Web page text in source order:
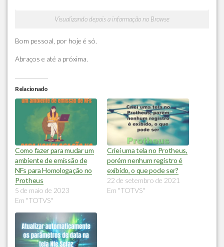
Visualizando depois a informação no Browse
Bom pessoal, por hoje é só.
Abraços e até a próxima.
Relacionado
Como fazer para mudar um
ambiente de emissão de
NFs para Homologação no
Protheus
5 de maio de 2023
Em "TOTVS"
Criei uma tela no Protheus,
porém nenhum registro é
exibido, o que pode ser?
22 de setembro de 2021
Em "TOTVS"